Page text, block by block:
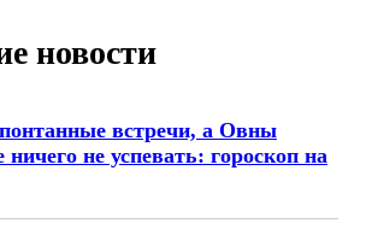
новости
встречи, а Овны
ничего не успевать: гороскоп на